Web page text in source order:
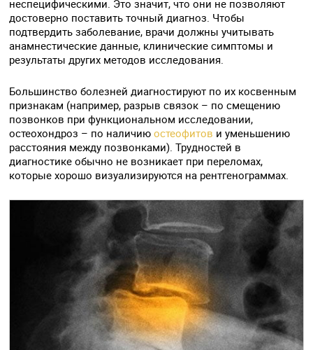
неспецифическими. Это значит, что они не позволяют
достоверно поставить точный диагноз. Чтобы
подтвердить заболевание, врачи должны учитывать
анамнестические данные, клинические симптомы и
результаты других методов исследования.
Большинство болезней диагностируют по их косвенным
признакам (например, разрыв связок – по смещению
позвонков при функциональном исследовании,
остеохондроз – по наличиюостеофитов и уменьшению
расстояния между позвонками). Трудностей в
диагностике обычно не возникает при переломах,
которые хорошо визуализируются на рентгенограммах.